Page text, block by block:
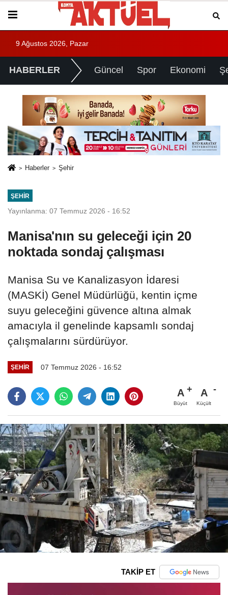
9 Ağustos 2026, Pazar
HABERLER Güncel Spor Ekonomi
Haberler Şehir
ŞEHIR
Yayınlanma: 07 Temmuz 2026 - 16:52
Manisa'nın su geleceği için 20
noktada sondaj çalışması
Manisa Su ve Kanalizasyon İdaresi
(MASKİ) Genel Müdürlüğü, kentin içme
suyu geleceğini güvence altına almak
amacıyla il genelinde kapsamlı sondaj
çalışmalarını sürdürüyor.
ŞEHIR 07 Temmuz 2026 - 16:52
A
Büyüt
A
Küçült
TAKİP ET